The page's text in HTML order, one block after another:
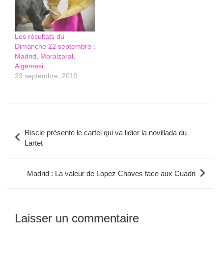
Les résultats du
Dimanche 22 septembre :
Madrid, Moralzaral,
Algemesi…
23 septembre, 2019
de
l’article
Riscle présente le cartel qui va lidier la novillada du
Lartet
Madrid : La valeur de Lopez Chaves face aux Cuadri
Laisser un commentaire